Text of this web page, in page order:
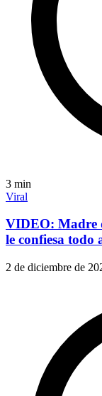
3 min
Viral
VIDEO: Madre
le confiesa todo
2 de diciembre de